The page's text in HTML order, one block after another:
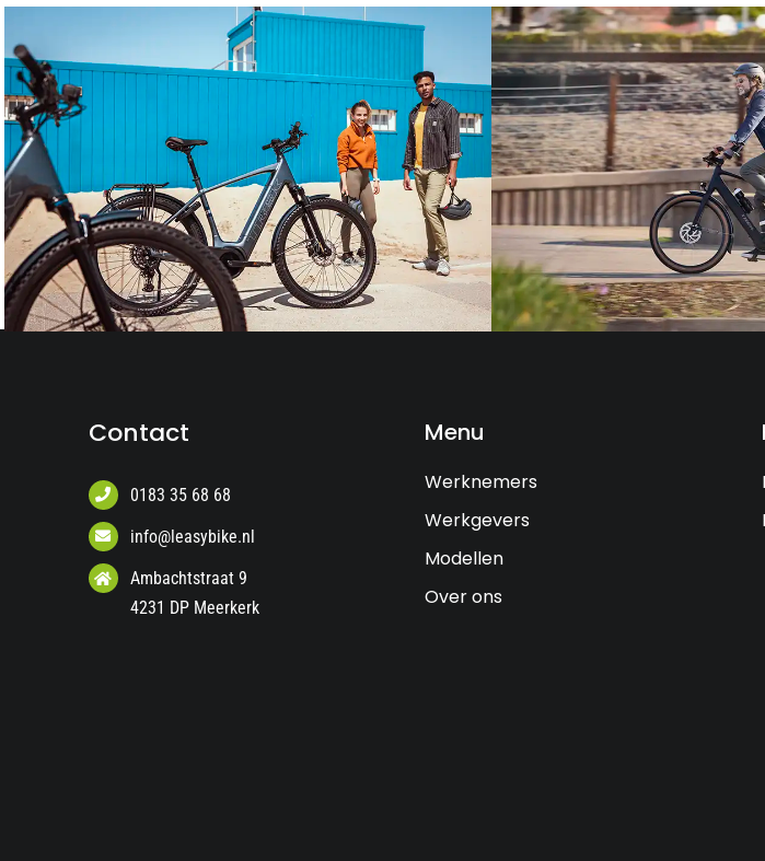
Contact
0183 35 68 68
info@leasybike.nl
Ambachtstraat 9
4231 DP Meerkerk
Menu
Werknemers
Werkgevers
Modellen
Over ons